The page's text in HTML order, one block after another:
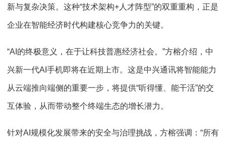
新与复杂决策。这种“技术架构+人才阵型”的双重重构，正是
企业在智能经济时代构建核心竞争力的关键。
“AI的终极意义，在于让科技普惠经济社会。”方榕介绍，中
兴新一代AI手机即将在近期上市。这是中兴通讯将智能能力
从云端推向端侧的重要一步，将提供“听得懂、能干活”的交
互体验，从而带动整个终端生态的增长潜力。
针对AI规模化发展带来的安全与治理挑战，方榕强调：“所有